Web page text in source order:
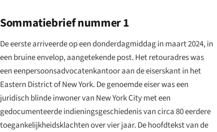
Sommatiebrief nummer 1
De eerste arriveerde op een donderdagmiddag in maart 2024, in
een bruine envelop, aangetekende post. Het retouradres was
een eenpersoonsadvocatenkantoor aan de eiserskant in het
Eastern District of New York. De genoemde eiser was een
juridisch blinde inwoner van New York City met een
gedocumenteerde indieningsgeschiedenis van circa 80 eerdere
toegankelijkheidsklachten over vier jaar. De hoofdtekst van de